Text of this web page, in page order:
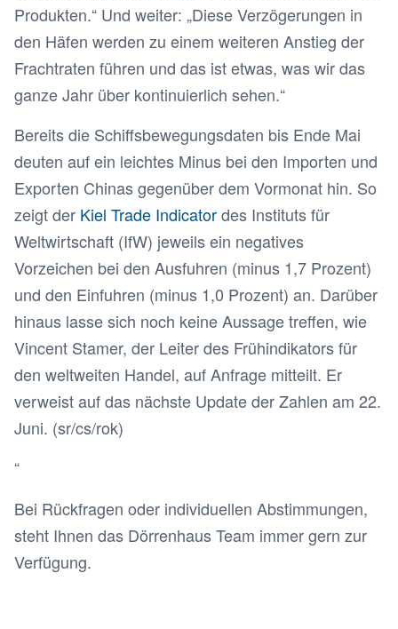
Produkten.“ Und weiter: „Diese Verzögerungen in
den Häfen werden zu einem weiteren Anstieg der
Frachtraten führen und das ist etwas, was wir das
ganze Jahr über kontinuierlich sehen.“
Bereits die Schiffsbewegungsdaten bis Ende Mai
deuten auf ein leichtes Minus bei den Importen und
Exporten Chinas gegenüber dem Vormonat hin. So
zeigt der Kiel Trade Indicatordes Instituts für
Weltwirtschaft (IfW) jeweils ein negatives
Vorzeichen bei den Ausfuhren (minus 1,7 Prozent)
und den Einfuhren (minus 1,0 Prozent) an. Darüber
hinaus lasse sich noch keine Aussage treffen, wie
Vincent Stamer, der Leiter des Frühindikators für
den weltweiten Handel, auf Anfrage mitteilt. Er
verweist auf das nächste Update der Zahlen am 22.
Juni. (sr/cs/rok)
“
Bei Rückfragen oder individuellen Abstimmungen,
steht Ihnen das Dörrenhaus Team immer gern zur
Verfügung.